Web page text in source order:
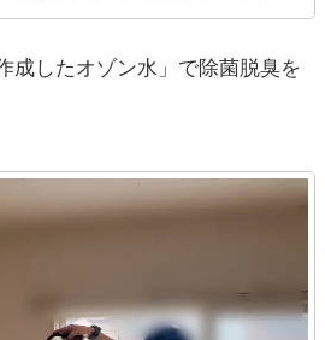
成したオゾン水」で除菌脱臭を